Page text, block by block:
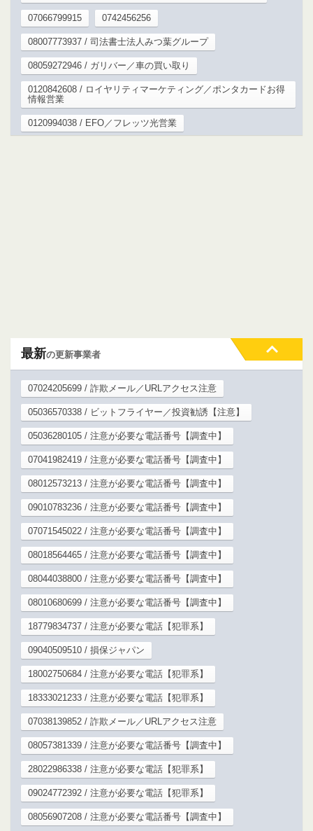
07066799915 0742456256
08007773937 / 司法書士法人みつ葉グループ
08059272946 / ガリバー／車の買い取り
0120842608 / ロイヤリティマーケティング／ポンタカードお得
情報営業
0120994038 / EFO／フレッツ光営業
最新の更新事業者
07024205699 / 詐欺メール／URLアクセス注意
05036570338 / ビットフライヤー／投資勧誘【注意】
05036280105 / 注意が必要な電話番号【調査中】
07041982419 / 注意が必要な電話番号【調査中】
08012573213 / 注意が必要な電話番号【調査中】
09010783236 / 注意が必要な電話番号【調査中】
07071545022 / 注意が必要な電話番号【調査中】
08018564465 / 注意が必要な電話番号【調査中】
08044038800 / 注意が必要な電話番号【調査中】
08010680699 / 注意が必要な電話番号【調査中】
18779834737 / 注意が必要な電話【犯罪系】
09040509510 / 損保ジャパン
18002750684 / 注意が必要な電話【犯罪系】
18333021233 / 注意が必要な電話【犯罪系】
07038139852 / 詐欺メール／URLアクセス注意
08057381339 / 注意が必要な電話番号【調査中】
28022986338 / 注意が必要な電話【犯罪系】
09024772392 / 注意が必要な電話【犯罪系】
08056907208 / 注意が必要な電話番号【調査中】